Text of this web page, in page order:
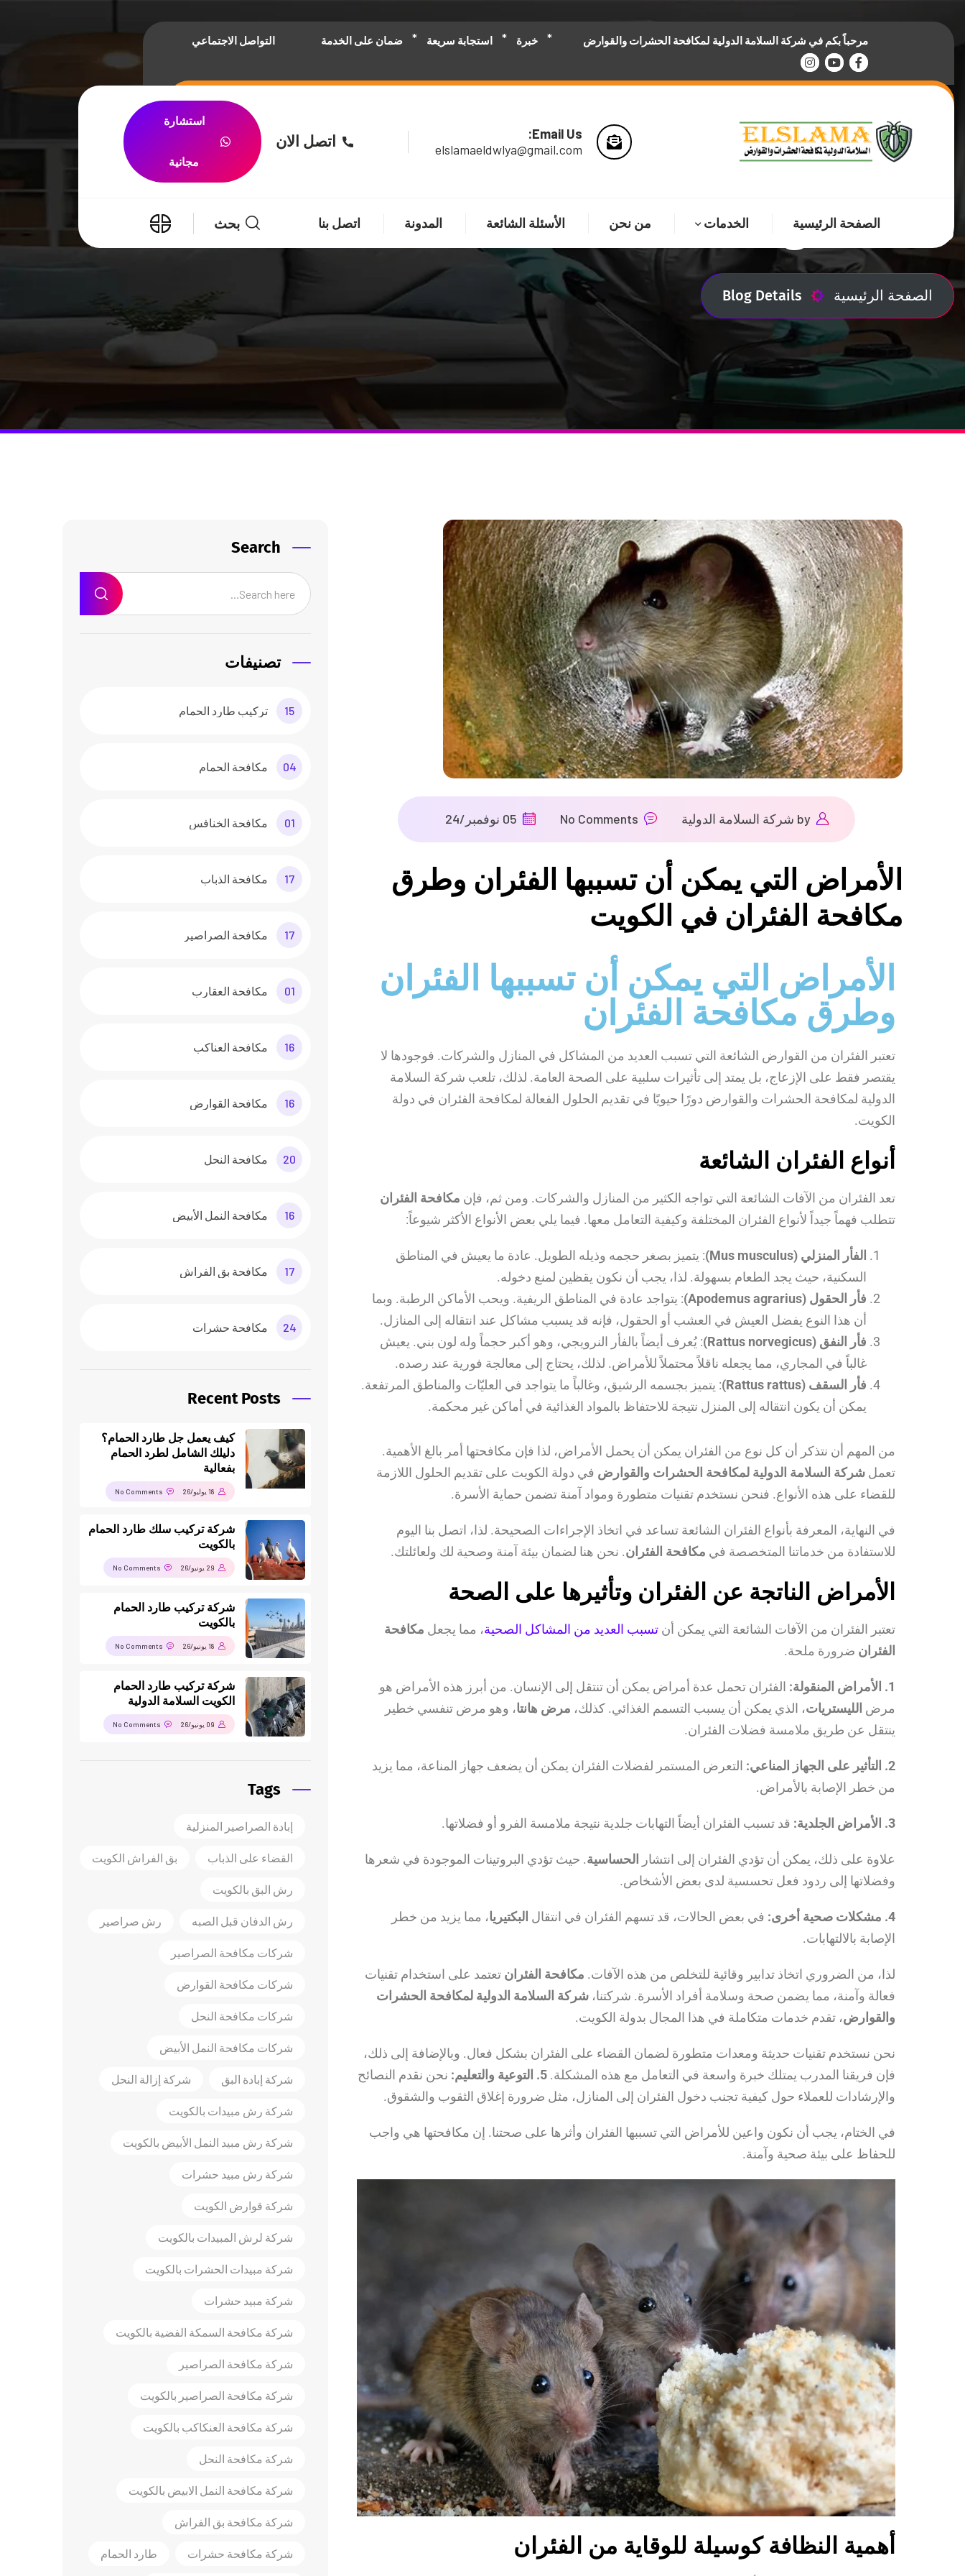
مرحباً بكم في شركة السلامة الدولية لمكافحة الحشرات والقوارض خبرة استجابة سريعة ضمان على الخدمة التواصل الاجتماعي
Email Us:
elslamaeldwlya@gmail.com
اتصل الان
استشارة
مجانية
الصفحة الرئيسية الخدمات من نحن الأسئلة الشائعة المدونة اتصل بنا بحث Blog Details
الصفحة الرئيسية Blog Details
by شركة السلامة الدولية No Comments 05 نوفمبر/24
الأمراض التي يمكن أن تسببها الفئران وطرق
مكافحة الفئران في الكويت
الأمراض التي يمكن أن تسببها الفئران
وطرق مكافحة الفئران
تعتبر الفئران من القوارض الشائعة التي تسبب العديد من المشاكل في المنازل والشركات. فوجودها لا
يقتصر فقط على الإزعاج، بل يمتد إلى تأثيرات سلبية على الصحة العامة. لذلك، تلعب شركة السلامة
الدولية لمكافحة الحشرات والقوارض دورًا حيويًا في تقديم الحلول الفعالة لمكافحة الفئران في دولة
الكويت.
أنواع الفئران الشائعة
تعد الفئران من الآفات الشائعة التي تواجه الكثير من المنازل والشركات. ومن ثم، فإن مكافحة الفئران
تتطلب فهماً جيداً لأنواع الفئران المختلفة وكيفية التعامل معها. فيما يلي بعض الأنواع الأكثر شيوعاً:
الفأر المنزلي (Mus musculus)
: يتميز بصغر حجمه وذيله الطويل. عادة ما يعيش في المناطق
السكنية، حيث يجد الطعام بسهولة. لذا، يجب أن نكون يقظين لمنع دخوله.
فأر الحقول (Apodemus agrarius)
: يتواجد عادة في المناطق الريفية. ويحب الأماكن الرطبة. وبما
أن هذا النوع يفضل العيش في العشب أو الحقول، فإنه قد يسبب مشاكل عند انتقاله إلى المنازل.
فأر النفق (Rattus norvegicus)
: يُعرف أيضاً بالفأر النرويجي، وهو أكبر حجماً وله لون بني. يعيش
غالباً في المجاري، مما يجعله ناقلاً محتملاً للأمراض. لذلك، يحتاج إلى معالجة فورية عند رصده.
فأر السقف (Rattus rattus)
: يتميز بجسمه الرشيق، وغالباً ما يتواجد في العليّات والمناطق المرتفعة.
يمكن أن يكون انتقاله إلى المنزل نتيجة للاحتفاظ بالمواد الغذائية في أماكن غير محكمة.
من المهم أن نتذكر أن كل نوع من الفئران يمكن أن يحمل الأمراض، لذا فإن مكافحتها أمر بالغ الأهمية.
تعمل شركة السلامة الدولية لمكافحة الحشرات والقوارض في دولة الكويت على تقديم الحلول اللازمة
للقضاء على هذه الأنواع. فنحن نستخدم تقنيات متطورة ومواد آمنة تضمن حماية الأسرة.
في النهاية، المعرفة بأنواع الفئران الشائعة تساعد في اتخاذ الإجراءات الصحيحة. لذا، اتصل بنا اليوم
للاستفادة من خدماتنا المتخصصة في مكافحة الفئران. نحن هنا لضمان بيئة آمنة وصحية لك ولعائلتك.
الأمراض الناتجة عن الفئران وتأثيرها على الصحة
تعتبر الفئران من الآفات الشائعة التي يمكن أن تسبب العديد من المشاكل الصحية، مما يجعل مكافحة
الفئران ضرورة ملحة.
1. الأمراض المنقولة:
الفئران تحمل عدة أمراض يمكن أن تنتقل إلى الإنسان. من أبرز هذه الأمراض هو
مرض الليستريات، الذي يمكن أن يسبب التسمم الغذائي. كذلك، مرض هانتا، وهو مرض تنفسي خطير
ينتقل عن طريق ملامسة فضلات الفئران.
2. التأثير على الجهاز المناعي:
التعرض المستمر لفضلات الفئران يمكن أن يضعف جهاز المناعة، مما يزيد
من خطر الإصابة بالأمراض.
3. الأمراض الجلدية: قد تسبب الفئران أيضاً التهابات جلدية نتيجة ملامسة الفرو أو فضلاتها.
علاوة على ذلك، يمكن أن تؤدي الفئران إلى انتشار الحساسية. حيث تؤدي البروتينات الموجودة في شعرها
وفضلاتها إلى ردود فعل تحسسية لدى بعض الأشخاص.
4. مشكلات صحية أخرى: في بعض الحالات، قد تسهم الفئران في انتقال البكتيريا، مما يزيد من خطر
الإصابة بالالتهابات.
لذا، من الضروري اتخاذ تدابير وقائية للتخلص من هذه الآفات. مكافحة الفئران تعتمد على استخدام تقنيات
فعالة وآمنة، مما يضمن صحة وسلامة أفراد الأسرة. شركتنا، شركة السلامة الدولية لمكافحة الحشرات
والقوارض، تقدم خدمات متكاملة في هذا المجال بدولة الكويت.
نحن نستخدم تقنيات حديثة ومعدات متطورة لضمان القضاء على الفئران بشكل فعال. وبالإضافة إلى ذلك،
فإن فريقنا المدرب يمتلك خبرة واسعة في التعامل مع هذه المشكلة. 5. التوعية والتعليم:
نحن نقدم النصائح
والإرشادات للعملاء حول كيفية تجنب دخول الفئران إلى المنازل، مثل ضرورة إغلاق الثقوب والشقوق.
في الختام، يجب أن نكون واعين للأمراض التي تسببها الفئران وأثرها على صحتنا. إن مكافحتها هي واجب
للحفاظ على بيئة صحية وآمنة.
أهمية النظافة كوسيلة للوقاية من الفئران
Search
تصنيفات
تركيب طارد الحمام 15
مكافحة الحمام 04
مكافحة الخنافس 01
مكافحة الذباب 17
مكافحة الصراصير 17
مكافحة العقارب 01
مكافحة العناكب 16
مكافحة القوارض 16
مكافحة النحل 20
مكافحة النمل الأبيض 16
مكافحة بق الفراش 17
مكافحة حشرات 24
Recent Posts
كيف يعمل جل طارد الحمام؟
دليلك الشامل لطرد الحمام
بفعالية
18 يوليو/26 No Comments
شركة تركيب سلك طارد الحمام
بالكويت
29 يونيو/26 No Comments
شركة تركيب طارد الحمام
بالكويت
18 يونيو/26 No Comments
شركة تركيب طارد الحمام
الكويت السلامة الدولية
09 يونيو/26 No Comments
Tags
إبادة الصراصير المنزلية
القضاء على الذباب بق الفراش الكويت
رش البق بالكويت
رش الدفان قبل الصبه رش صراصير
شركات مكافحة الصراصير
شركات مكافحة القوارض
شركات مكافحة النحل
شركات مكافحة النمل الأبيض
شركة إبادة البق شركة إزالة النحل
شركة رش مبيدات بالكويت
شركة رش مبيد النمل الأبيض بالكويت
شركة رش مبيد حشرات
شركة قوارض الكويت
شركة لرش المبيدات بالكويت
شركة مبيدات الحشرات بالكويت
شركة مبيد حشرات
شركة مكافحة السمكة الفضية بالكويت
شركة مكافحة الصراصير
شركة مكافحة الصراصير بالكويت
شركة مكافحة العنكاكب بالكويت
شركة مكافحة النحل
شركة مكافحة النمل الابيض بالكويت
شركة مكافحة بق الفراش
شركة مكافحة حشرات طارد الحمام